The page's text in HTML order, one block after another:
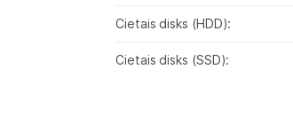
Cietais disks (HDD):
Cietais disks (SSD):